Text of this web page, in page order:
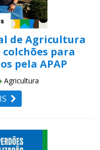
de Agricultura
para
pela APAP
Agricultura